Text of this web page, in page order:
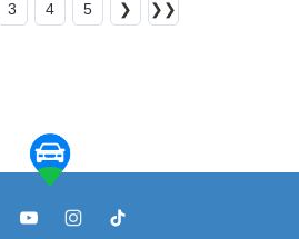
3 4 5 ❯ ❯❯